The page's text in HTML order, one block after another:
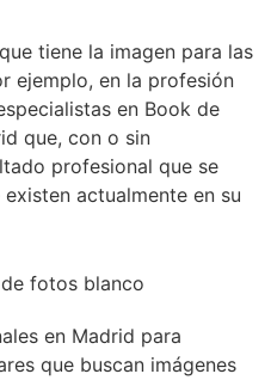
tiene la imagen para las
ejemplo, en la profesión
en Book de
que, con o sin
profesional que se
actualmente en su
en Madrid para
que buscan imágenes